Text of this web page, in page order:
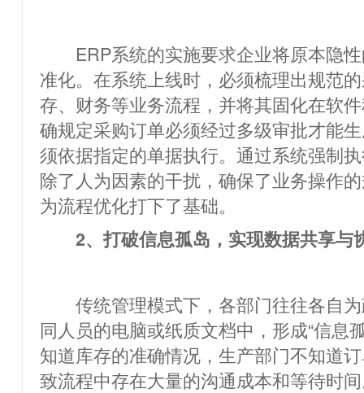
ERP系统的实施要求企业将原本隐性
准化。在系统上线时，必须梳理出规范
存、财务等业务流程，并将其固化在软
确规定采购订单必须经过多级审批才
须依据指定的单据执行。通过系统强制
除了人为因素的干扰，确保了业务操作
为流程优化打下了基础。
2、打破信息孤岛，实现数据共享与
传统管理模式下，各部门往往各自为
同人员的电脑或纸质文档中，形成“信息孤
知道库存的准确情况，生产部门不知道
致流程中存在大量的沟通成本和等待时